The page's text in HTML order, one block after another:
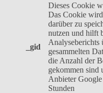
_gid
Dieses Cookie
Das Cookie
darüber zu
nutzen und hilft
Analyseberichts
gesammelten
die Anzahl der
gekommen sind
Anbieter
Stunden